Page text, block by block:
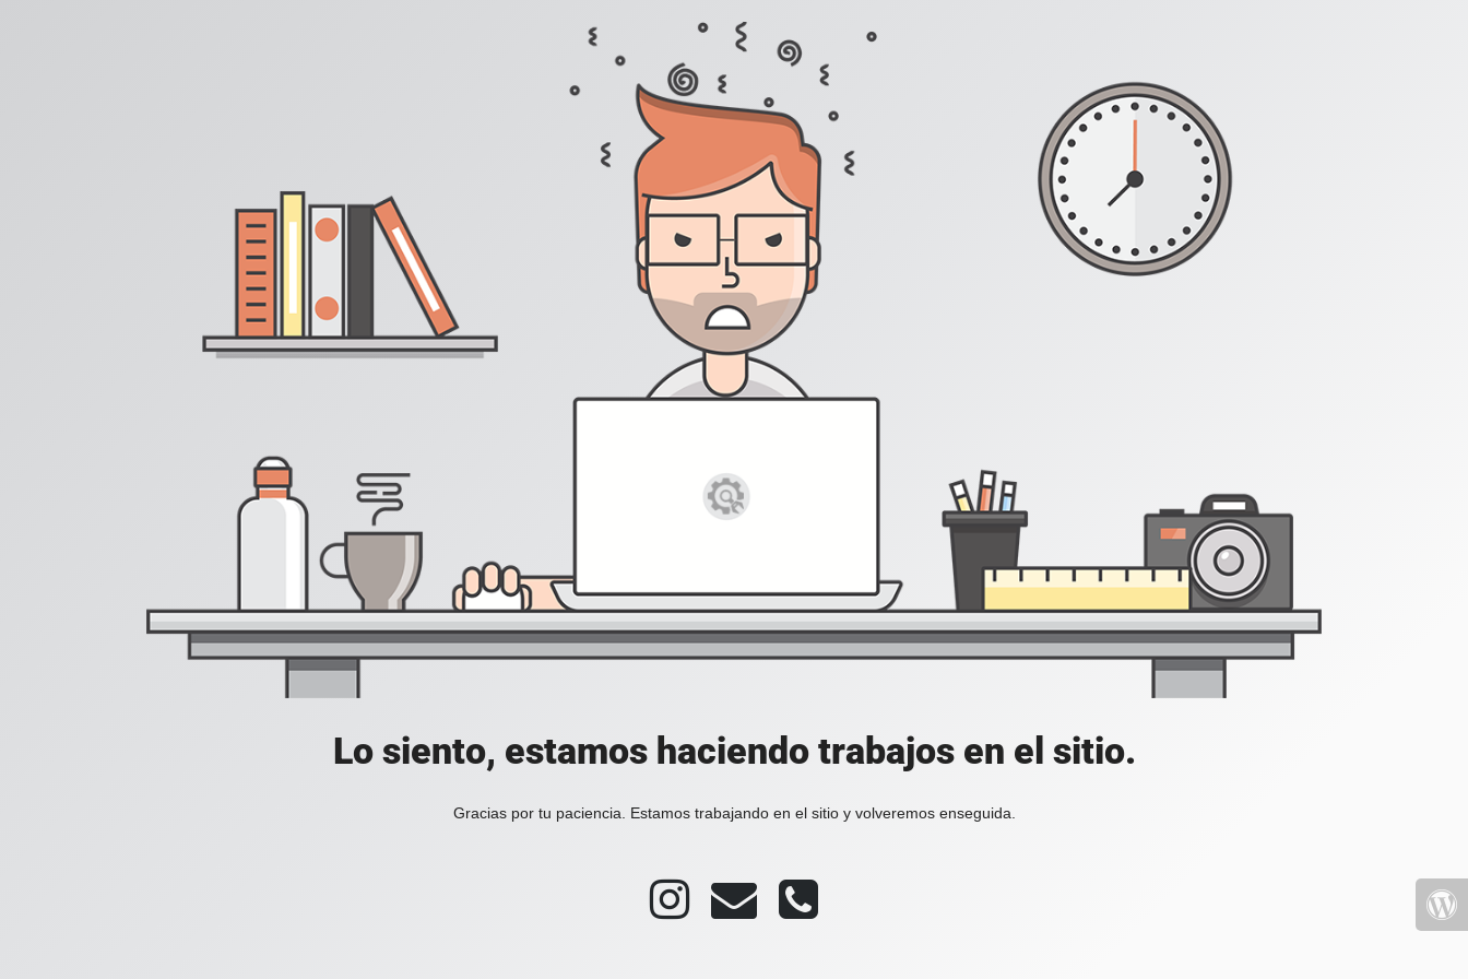
Lo siento, estamos haciendo trabajos en el sitio.
Gracias por tu paciencia. Estamos trabajando en el sitio y volveremos enseguida.